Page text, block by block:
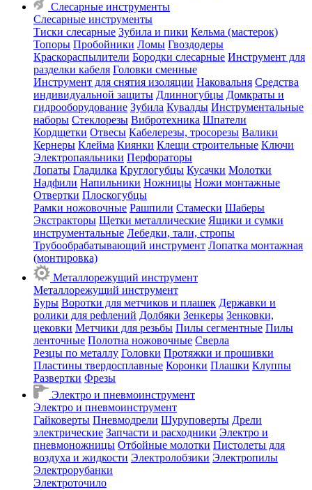
Слесарные инструменты
Слесарные инструменты
Тиски слесарные Зубила и пики Кельма (мастерок)
Топоры Пробойники Ломы Гвоздодеры
Краскораспылители Бородки слесарные Инструмент для
разделки кабеля Головки сменные
Инструмент для снятия изоляции Наковальня Средства
индивидуальной защиты Длинногубцы Домкраты и
гидрооборудование Зубила Кувалды Инструментальные
наборы Стеклорезы Вибротехника Шпатели
Кордщетки Отвесы Кабелерезы, тросорезы Валики
Кернеры Клейма Киянки Клещи строительные Ключи
Электропаяльники Перфораторы
Лопаты Гладилка Круглогубцы Кусачки Молотки
Надфили Напильники Ножницы Ножи монтажные
Отвертки Плоскогубцы
Рамки ножовочные Рашпили Стамески Шаберы
Экстракторы Щетки металлические Ящики и сумки
инструментальные Лебедки, тали, стропы
Трубообрабатывающий инструмент Лопатка монтажная
(монтировка)
Металлорежущий инструмент
Металлорежущий инструмент
Буры Воротки для метчиков и плашек Державки и
ролики для рефлений Долбяки Зенкеры Зенковки,
цековки Метчики для резьбы Пилы сегментные Пилы
ленточные Полотна ножовочные Сверла
Резцы по металлу Головки Протяжки и прошивки
Пластины твердосплавные Коронки Плашки Клуппы
Развертки Фрезы
Электро и пневмоинструмент
Электро и пневмоинструмент
Гайковерты Пневмодрели Шуруповерты Дрели
электрические Запчасти и расходники Электро и
пневмоножницы Отбойные молотки Пистолеты для
воздуха и жидкости Электролобзики Электропилы
Электрорубанки
Электроточило